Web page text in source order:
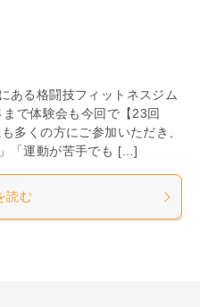
ある格闘技フィットネスジム
で体験会も今回で【23回
多くの方にご参加いただき、
「運動が苦手でも […]
読む